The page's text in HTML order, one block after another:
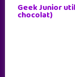
Geek Junior
chocolat)